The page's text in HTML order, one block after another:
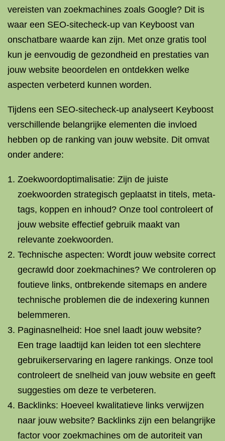
vereisten van zoekmachines zoals Google? Dit is
waar een SEO-sitecheck-up van Keyboost van
onschatbare waarde kan zijn. Met onze gratis tool
kun je eenvoudig de gezondheid en prestaties van
jouw website beoordelen en ontdekken welke
aspecten verbeterd kunnen worden.
Tijdens een SEO-sitecheck-up analyseert Keyboost
verschillende belangrijke elementen die invloed
hebben op de ranking van jouw website. Dit omvat
onder andere:
Zoekwoordoptimalisatie: Zijn de juiste
zoekwoorden strategisch geplaatst in titels, meta-
tags, koppen en inhoud? Onze tool controleert of
jouw website effectief gebruik maakt van
relevante zoekwoorden.
Technische aspecten: Wordt jouw website correct
gecrawld door zoekmachines? We controleren op
foutieve links, ontbrekende sitemaps en andere
technische problemen die de indexering kunnen
belemmeren.
Paginasnelheid: Hoe snel laadt jouw website?
Een trage laadtijd kan leiden tot een slechtere
gebruikerservaring en lagere rankings. Onze tool
controleert de snelheid van jouw website en geeft
suggesties om deze te verbeteren.
Backlinks: Hoeveel kwalitatieve links verwijzen
naar jouw website? Backlinks zijn een belangrijke
factor voor zoekmachines om de autoriteit van